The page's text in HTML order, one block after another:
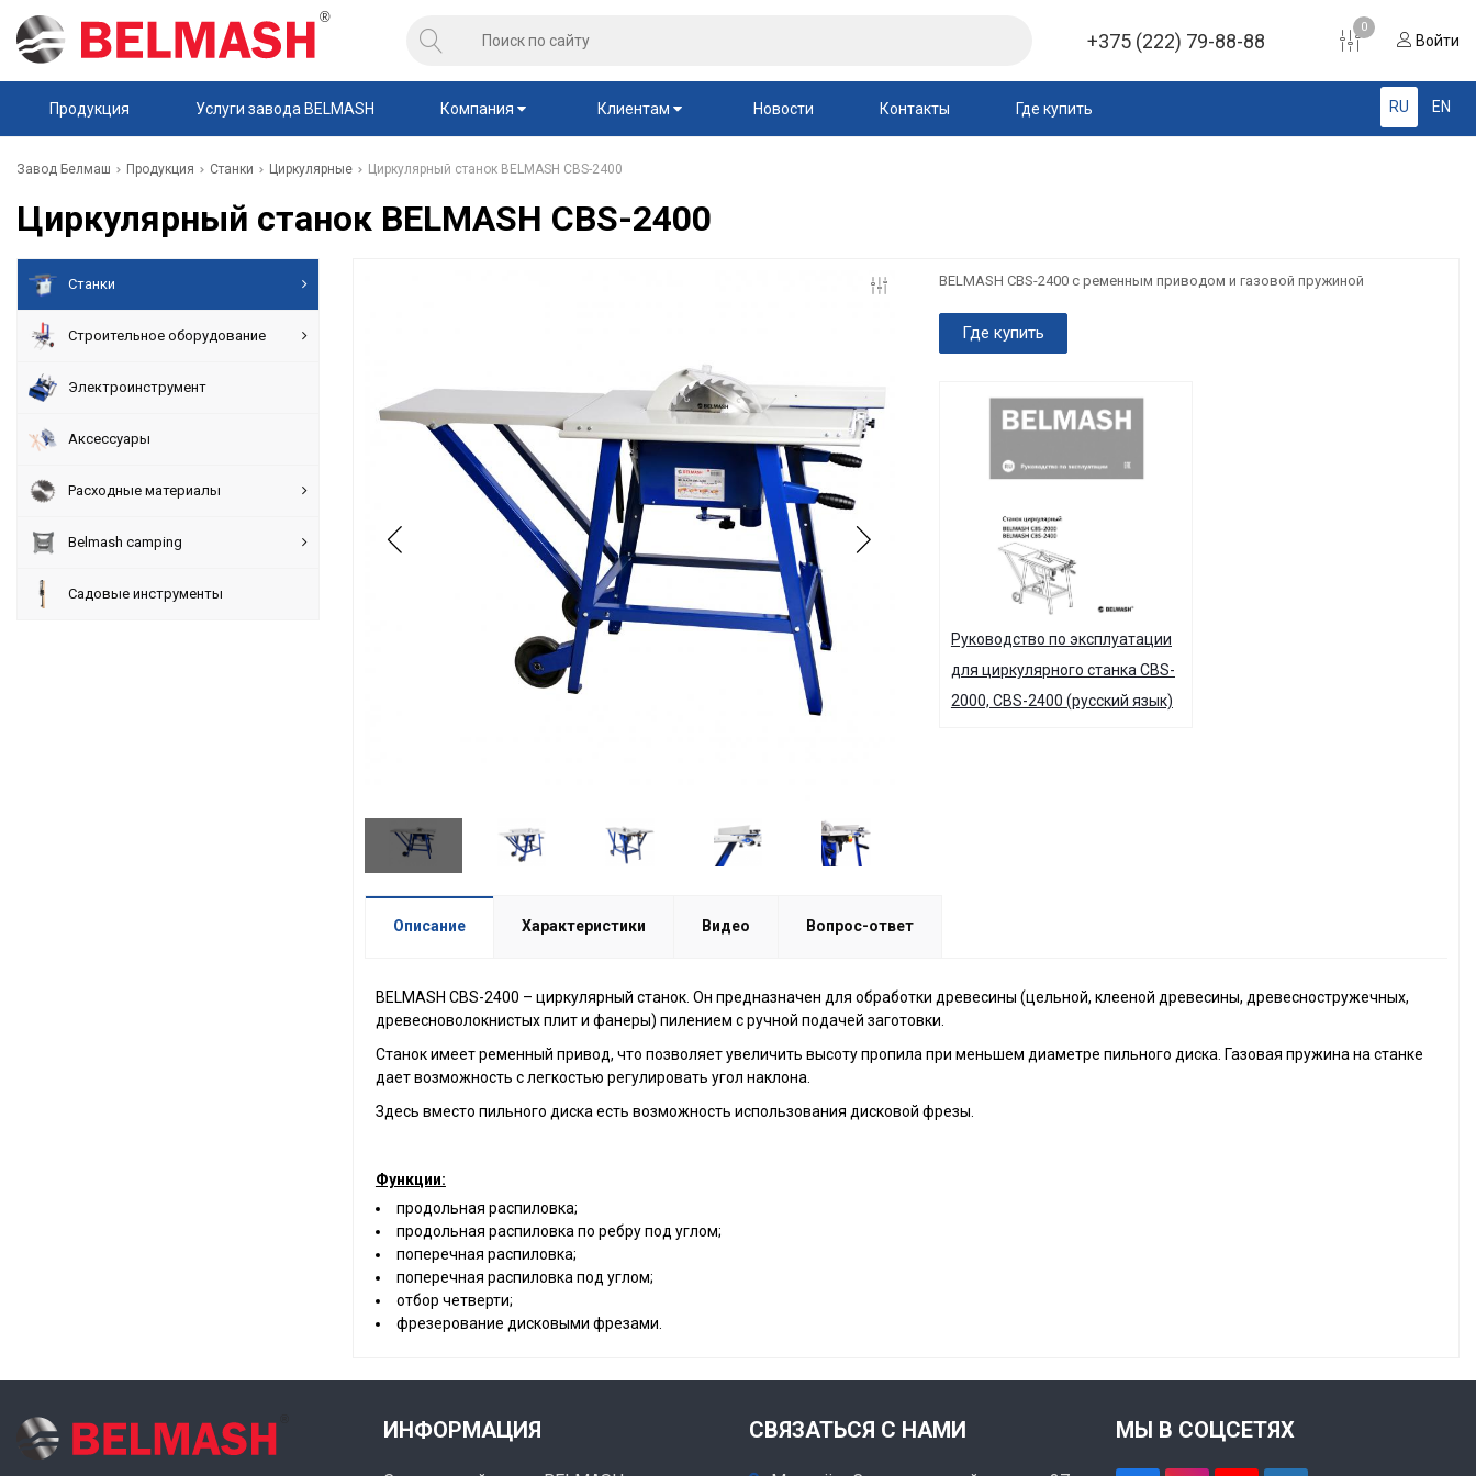
+375 (222) 79-88-88
0
Войти
Продукция Услуги завода BELMASH Компания Клиентам Новости Контакты Где купить RU EN
Завод Белмаш Продукция Станки Циркулярные Циркулярный станок BELMASH CBS-2400
Циркулярный станок BELMASH CBS-2400
Станки
Строительное оборудование
Электроинструмент
Аксессуары
Расходные материалы
Belmash camping
Садовые инструменты
BELMASH CBS-2400 с ременным приводом и газовой пружиной
Где купить
Руководство по эксплуатации
для циркулярного станка CBS-
2000, CBS-2400 (русский язык)
Описание Характеристики Видео Вопрос-ответ
BELMASH CBS-2400 – циркулярный станок. Он предназначен для обработки древесины (цельной, клееной древесины, древесностружечных,
древесноволокнистых плит и фанеры) пилением с ручной подачей заготовки.
Станок имеет ременный привод, что позволяет увеличить высоту пропила при меньшем диаметре пильного диска. Газовая пружина на станке
дает возможность с легкостью регулировать угол наклона.
Здесь вместо пильного диска есть возможность использования дисковой фрезы.
Функции:
продольная распиловка;
продольная распиловка по ребру под углом;
поперечная распиловка;
поперечная распиловка под углом;
отбор четверти;
фрезерование дисковыми фрезами.
ИНФОРМАЦИЯ СВЯЗАТЬСЯ С НАМИ МЫ В СОЦСЕТЯХ